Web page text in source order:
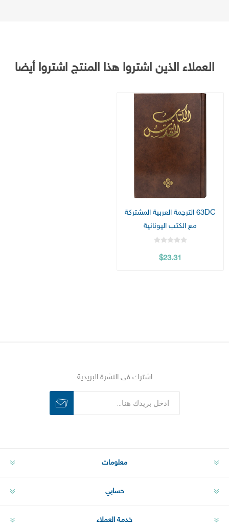
العملاء الذين اشتروا هذا المنتج اشتروا أيضا
63DC الترجمة العربية المشتركة
مع الكتب اليونانية
$23.31
اشترك فى النشرة البريدية
معلومات
حسابي
خدمة العملاء